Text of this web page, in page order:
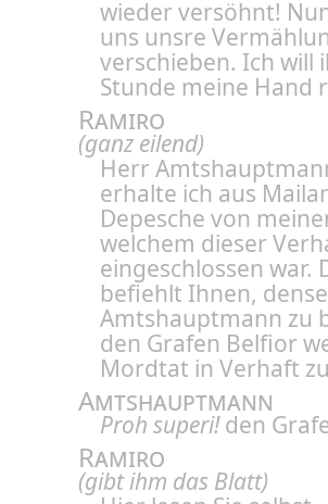
wieder versöhnt!
uns unsre
verschieben. Ich will
Stunde meine Hand
Ramiro
(ganz eilend)
Herr
erhalte ich aus
Depesche von
welchem dieser
eingeschlossen war.
befiehlt Ihnen,
Amtshauptmann zu
den Grafen Belfior
Mordtat in Verhaft
Amtshauptmann
Proh superi!den
Ramiro
(gibt ihm das Blatt)